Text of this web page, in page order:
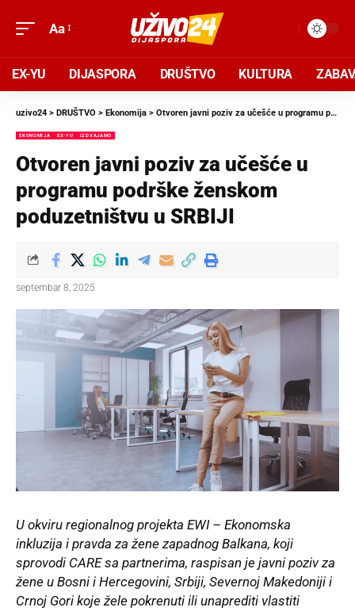
Aa
EX-YU DIJASPORA DRUŠTVO KULTURA
uzivo24 > DRUŠTVO > Ekonomija > Otvoren javni poziv za učešće u programu podrške ženskom poduzetništvu u SRBIJI
EKONOMIJA EX-YU IZDVAJAMO
Otvoren javni poziv za učešće u
programu podrške ženskom
poduzetništvu u SRBIJI
septembar 8, 2025
U okviru regionalnog projekta EWI – Ekonomska
inkluzija i pravda za žene zapadnog Balkana, koji
sprovodi CARE sa partnerima, raspisan je javni poziv za
žene u Bosni i Hercegovini, Srbiji, Severnoj Makedoniji i
Crnoj Gori koje žele pokrenuti ili unaprediti vlastiti